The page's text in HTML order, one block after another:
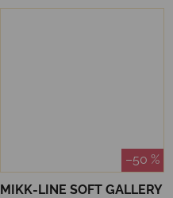
–50 %
MIKK-LINE SOFT GALLERY